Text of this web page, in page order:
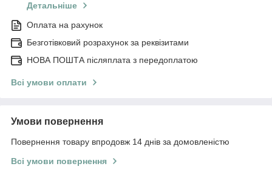
Детальніше
Оплата на рахунок
Безготівковий розрахунок за реквізитами
НОВА ПОШТА післяплата з передоплатою
Всі умови оплати
Умови повернення
Повернення товару впродовж 14 днів за домовленістю
Всі умови повернення